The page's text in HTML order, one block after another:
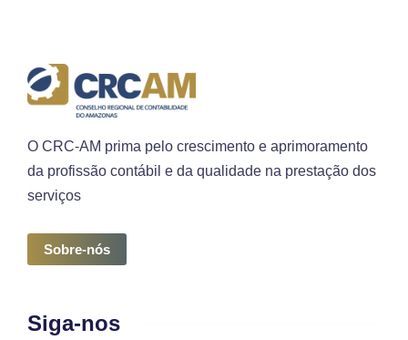
O CRC-AM prima pelo crescimento e aprimoramento
da profissão contábil e da qualidade na prestação dos
serviços
Sobre-nós
Siga-nos